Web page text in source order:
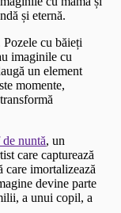
și eternă.
cu băieți
imaginile cu
un element
momente,
nuntă, un
care capturează
care imortalizează
devine parte
a unui copil, a